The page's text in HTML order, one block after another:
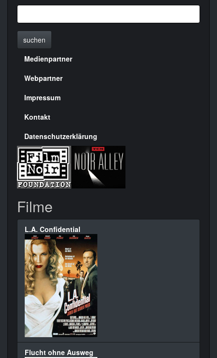
suchen
Menülinks
rechte
Seite
Medienpartner
Webpartner
Impressum
Kontakt
Datenschutzerklärung
Filme
L.A. Confidential
Flucht ohne Ausweg